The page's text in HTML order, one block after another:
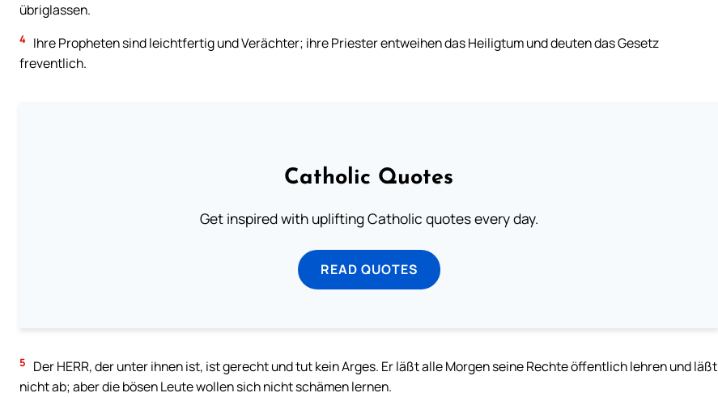
übriglassen.
4 Ihre Propheten sind leichtfertig und Verächter; ihre Priester entweihen das Heiligtum und deuten das Gesetz
freventlich.
Catholic Quotes
Get inspired with uplifting Catholic quotes every day.
READ QUOTES
5
Der HERR, der unter ihnen ist, ist gerecht und tut kein Arges. Er läßt alle Morgen seine Rechte öffentlich lehren und läßt
nicht ab; aber die bösen Leute wollen sich nicht schämen lernen.